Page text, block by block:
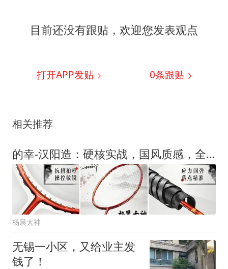
目前还没有跟贴，欢迎您发表观点
打开APP发贴 0条跟贴
相关推荐
的幸-汉阳造：硬核实战，国风质感，全能进阶之选
杨晨大神
无锡一小区，又给业主发
钱了！